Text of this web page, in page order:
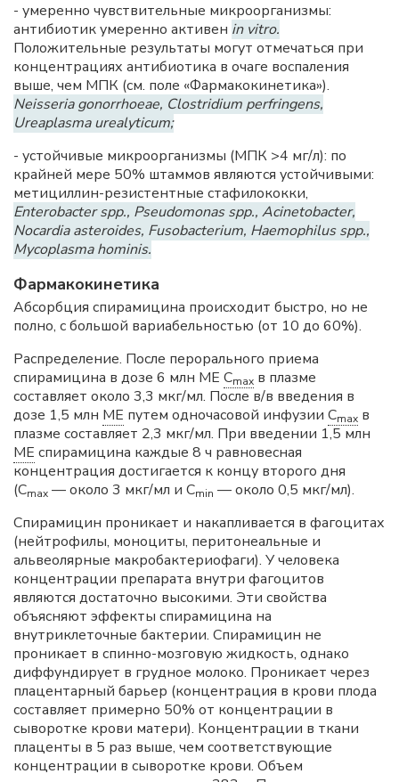
- умеренно чувствительные микроорганизмы:
антибиотик умеренно активен in vitro.
Положительные результаты могут отмечаться при
концентрациях антибиотика в очаге воспаления
выше, чем МПК (см. поле «Фармакокинетика»).
Neisseria gonorrhoeae, Clostridium perfringens,
Ureaplasma urealyticum;
- устойчивые микроорганизмы (МПК >4 мг/л): по
крайней мере 50% штаммов являются устойчивыми:
метициллин-резистентные стафилококки,
Enterobacter spp., Pseudomonas spp., Acinetobacter,
Nocardia asteroides, Fusobacterium, Haemophilus spp.,
Mycoplasma hominis.
Фармакокинетика
Абсорбция спирамицина происходит быстро, но не
полно, с большой вариабельностью (от 10 до 60%).
Распределение. После перорального приема
спирамицина в дозе 6 млн ME Cmax в плазме
составляет около 3,3 мкг/мл. После в/в введения в
дозе 1,5 млн МЕ путем одночасовой инфузии Cmax в
плазме составляет 2,3 мкг/мл. При введении 1,5 млн
МЕ спирамицина каждые 8 ч равновесная
концентрация достигается к концу второго дня
(Cmax — около 3 мкг/мл и Cmin — около 0,5 мкг/мл).
Спирамицин проникает и накапливается в фагоцитах
(нейтрофилы, моноциты, перитонеальные и
альвеолярные макробактериофаги). У человека
концентрации препарата внутри фагоцитов
являются достаточно высокими. Эти свойства
объясняют эффекты спирамицина на
внутриклеточные бактерии. Спирамицин не
проникает в спинно-мозговую жидкость, однако
диффундирует в грудное молоко. Проникает через
плацентарный барьер (концентрация в крови плода
составляет примерно 50% от концентрации в
сыворотке крови матери). Концентрации в ткани
плаценты в 5 раз выше, чем соответствующие
концентрации в сыворотке крови. Объем